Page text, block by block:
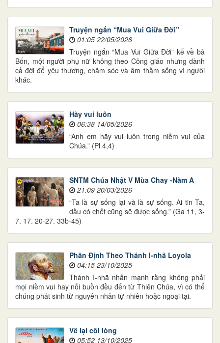
Truyện ngắn “Mua Vui Giữa Đời”
01:05 22/05/2026
Truyện ngắn “Mua Vui Giữa Đời” kể về bà
Bốn, một người phụ nữ không theo Công giáo nhưng dành
cả đời để yêu thương, chăm sóc và âm thầm sống vì người
khác.
Hãy vui luôn
06:38 14/05/2026
“Anh em hãy vui luôn trong niềm vui của
Chúa.” (Pl 4,4)
SNTM Chúa Nhật V Mùa Chay -Năm A
21:09 20/03/2026
“Ta là sự sống lại và là sự sống. Ai tin Ta,
dầu có chết cũng sẽ được sống.” (Ga 11, 3-
7. 17. 20-27. 33b-45)
Phân Định Theo Thánh I-nhã Loyola
04:15 23/10/2025
Thánh I-nhã nhấn mạnh rằng không phải
mọi niềm vui hay nỗi buồn đều đến từ Thiên Chúa, vì có thể
chúng phát sinh từ nguyên nhân tự nhiên hoặc ngoại tại.
Về lại cõi lòng
05:52 13/10/2025